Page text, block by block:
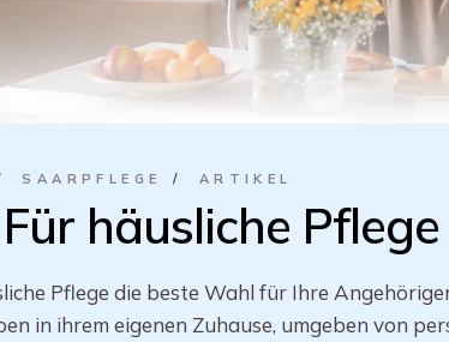
SAARPFLEGE ARTIKEL
häusliche Pflege
Pflege die beste Wahl für Ihre
in ihrem eigenen Zuhause, umgeben von